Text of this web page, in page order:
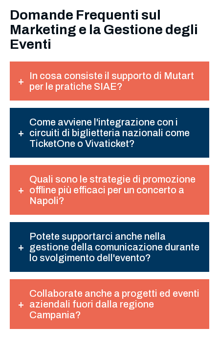
Domande Frequenti sul
Marketing e la Gestione degli
Eventi
In cosa consiste il supporto di Mutart
per le pratiche SIAE?
Come avviene l'integrazione con i
circuiti di biglietteria nazionali come
TicketOne o Vivaticket?
Quali sono le strategie di promozione
offline più efficaci per un concerto a
Napoli?
Potete supportarci anche nella
gestione della comunicazione durante
lo svolgimento dell'evento?
Collaborate anche a progetti ed eventi
aziendali fuori dalla regione
Campania?